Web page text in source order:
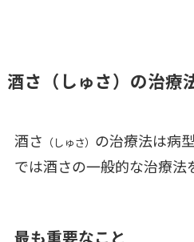
酒さ（しゅさ）の治療
酒さ （しゅさ） の治療法は病
では酒さの一般的な治療法